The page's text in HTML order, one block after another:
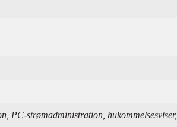
PC-strømadministration, hukommelsesviser,